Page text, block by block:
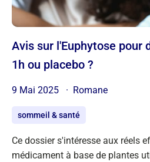
Avis sur l'Euphytose pour dormir : efficace en
1h ou placebo ?
9 Mai 2025 Romane
sommeil & santé
Ce dossier s'intéresse aux réels
médicament à base de plantes